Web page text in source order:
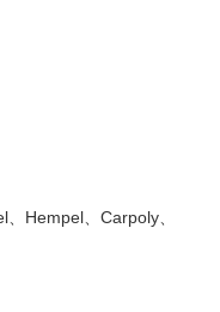
Hempel、Carpoly、